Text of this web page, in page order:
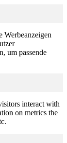
Werbeanzeigen
um passende
interact with
on metrics the